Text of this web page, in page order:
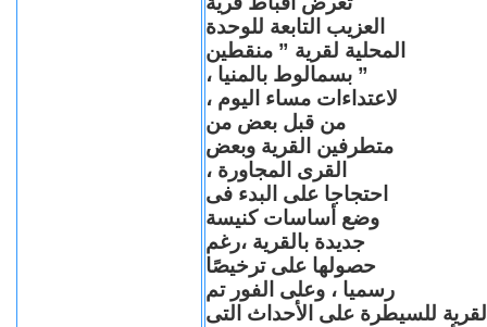
العزيب التابعة للوحدة
المحلية لقرية ” منقطين
” بسمالوط بالمنيا ،
لاعتداءات مساء اليوم ،
من قبل بعض من
متطرفين القرية وبعض
القرى المجاورة ،
احتجاجا على البدء فى
وضع أساسات كنيسة
جديدة بالقرية ،رغم
حصولها على ترخيصًا
رسميا ، وعلى الفور تم
للسيطرة على الأحداث التى